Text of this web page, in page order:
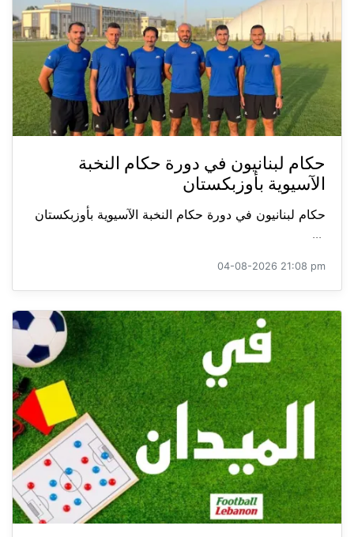
حكام لبنانيون في دورة حكام النخبة
الآسيوية بأوزبكستان
حكام لبنانيون في دورة حكام النخبة الآسيوية بأوزبكستان
...
04-08-2026 21:08 pm